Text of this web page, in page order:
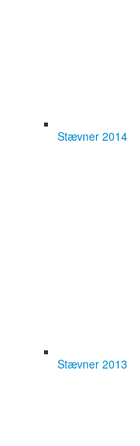
Stævner 2014
Stævner 2013